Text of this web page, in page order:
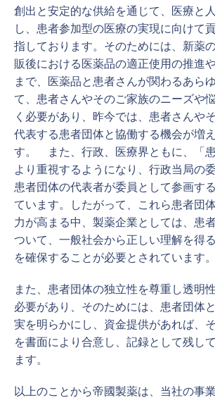
創出と安定的な供給を通じて、医療と
し、患者参加型の医療の実現に向けて
指しております。そのためには、新薬
販後における医薬品の適正使用の推進
まで、医薬品と患者さんが関わるあら
て、患者さんやそのご家族のニーズや
く必要があり、昨今では、患者さんや
代表する患者団体と協働する機会が増
す。 また、行政、医療界ともに、「
より重視するようになり、行政当局の
患者団体の代表者が委員として参画す
ています。したがって、これら患者団
力が高まる中、製薬企業としては、患
ついて、一般社会から正しい理解を得
を確保することが必要とされています。
また、患者団体の独立性を尊重し透明
必要があり、そのためには、患者団体
実を明らかにし、資金提供があれば、
を書面により合意し、記録として残し
ます。
以上のことから帝國製薬は、当社の事